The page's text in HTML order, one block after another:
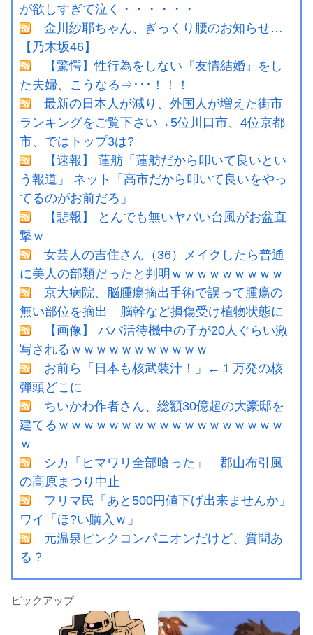
が欲しすぎて泣く・・・・・・
金川紗耶ちゃん、ぎっくり腰のお知らせ…
【乃木坂46】
【驚愕】性行為をしない『友情結婚』をし
た夫婦、こうなる⇒･･･！！！
最新の日本人が減り、外国人が増えた街市
ランキングをご覧下さい→5位川口市、4位京都
市、ではトップ3は?
【速報】 蓮舫「蓮舫だから叩いて良いとい
う報道」 ネット「高市だから叩いて良いをやっ
てるのがお前だろ」
【悲報】 とんでも無いヤバい台風がお盆直
撃ｗ
女芸人の吉住さん（36）メイクしたら普通
に美人の部類だったと判明ｗｗｗｗｗｗｗｗｗ
京大病院、脳腫瘍摘出手術で誤って腫瘍の
無い部位を摘出 脳幹など損傷受け植物状態に
【画像】 パパ活待機中の子が20人ぐらい激
写されるｗｗｗｗｗｗｗｗｗｗｗ
お前ら「日本も核武装汁！」←１万発の核
弾頭どこに
ちいかわ作者さん、総額30億超の大豪邸を
建てるｗｗｗｗｗｗｗｗｗｗｗｗｗｗｗｗｗｗ
ｗ
シカ「ヒマワリ全部喰った」 郡山布引風
の高原まつり中止
フリマ民「あと500円値下げ出来ませんか」
ワイ「ほ?い購入ｗ」
元温泉ピンクコンパニオンだけど、質問あ
る？
ピックアップ